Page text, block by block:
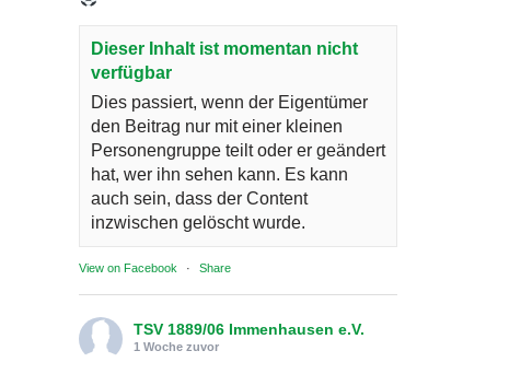
Dieser Inhalt ist momentan nicht
verfügbar
Dies passiert, wenn der Eigentümer
den Beitrag nur mit einer kleinen
Personengruppe teilt oder er geändert
hat, wer ihn sehen kann. Es kann
auch sein, dass der Content
inzwischen gelöscht wurde.
View on Facebook · Share
TSV 1889/06 Immenhausen e.V.
1 Woche zuvor